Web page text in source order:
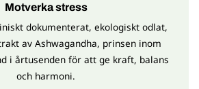
Motverka stress
dokumenterat, ekologiskt odlat,
av Ashwagandha, prinsen inom
i årtusenden för att ge kraft, balans
och harmoni.